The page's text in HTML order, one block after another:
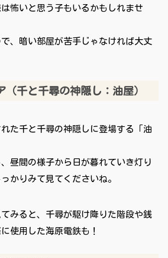
怖いと思う子もいるかもしれませ
、暗い部屋が苦手じゃなければ大丈
（千と千尋の神隠し：油屋）
た千と千尋の神隠しに登場する「油
昼間の様子から日が暮れていき灯り
かりみて見てくださいね。
みると、千尋が駆け降りた階段や銭
使用した海原電鉄も！